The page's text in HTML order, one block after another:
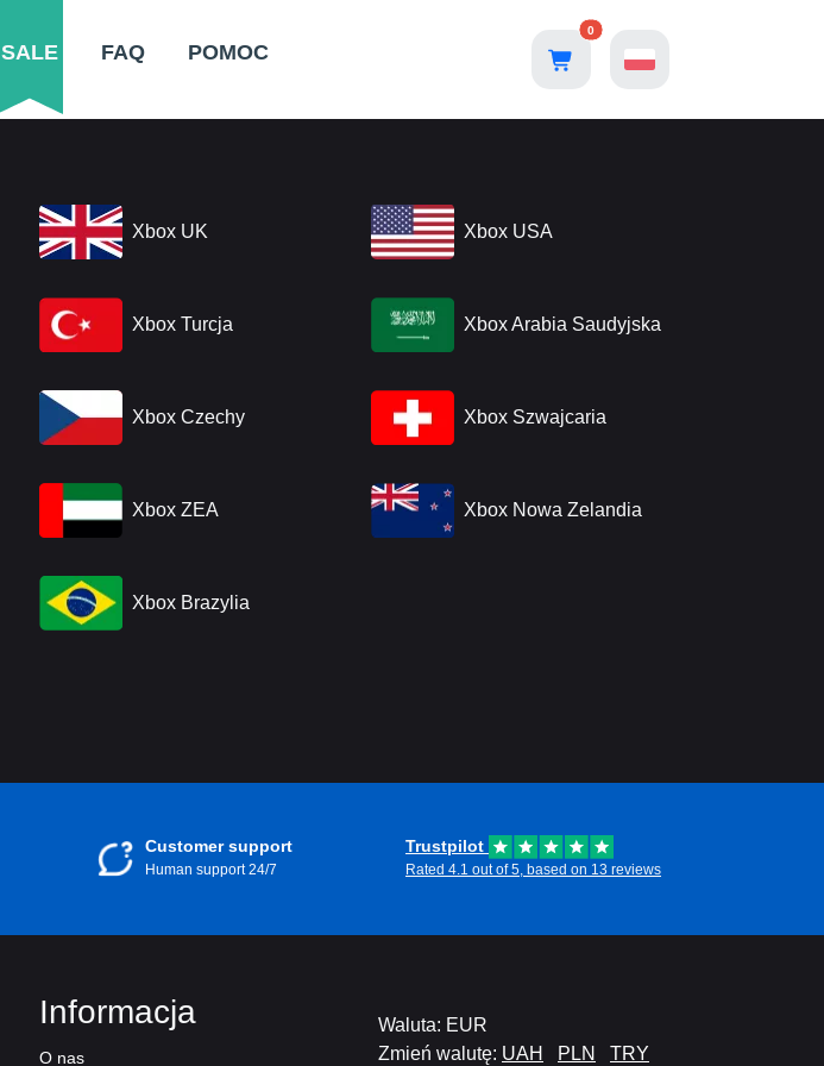
SALE FAQ POMOC
0
Xbox UK Xbox USA
Xbox Turcja Xbox Arabia Saudyjska
Xbox Czechy Xbox Szwajcaria
Xbox ZEA Xbox Nowa Zelandia
Xbox Brazylia
Customer support
Human support 24/7
Trustpilot
Rated 4.1 out of 5, based on 13 reviews
Informacja
O nas
Waluta: EUR
Zmień walutę: UAH PLN TRY